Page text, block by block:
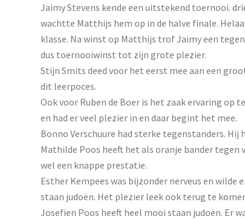
Jaimy Stevens kende een uitstekend toernooi.
wachtte Matthijs hem op in de halve finale.
klasse. Na winst op Matthijs trof Jaimy een
dus toernooiwinst tot zijn grote plezier.
Stijn Smits deed voor het eerst mee aan een
dit leerpoces.
Ook voor Ruben de Boer is het zaak ervaring op
en had er veel plezier in en daar begint het mee.
Bonno Verschuure had sterke tegenstanders.
Mathilde Poos heeft het als oranje bander
wel een knappe prestatie.
Esther Kempees was bijzonder nerveus en
staan judoën. Het plezier leek ook terug te
Josefien Poos heeft heel mooi staan judoën. Er